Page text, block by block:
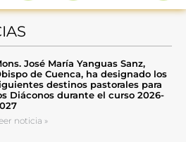
José María Yanguas Sanz,
de Cuenca, ha designado los
destinos pastorales para
Diáconos durante el curso 2026-
noticia »